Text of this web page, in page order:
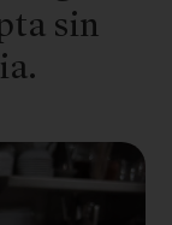
sin